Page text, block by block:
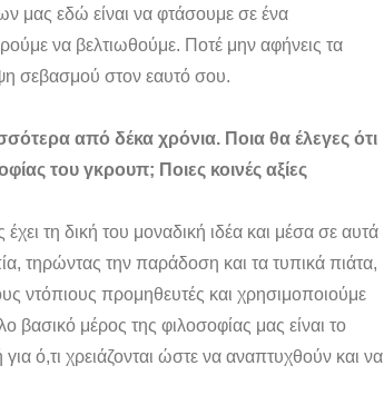
μας εδώ είναι να φτάσουμε σε ένα
να βελτιωθούμε. Ποτέ μην αφήνεις τα
σεβασμού στον εαυτό σου.
από δέκα χρόνια. Ποια θα έλεγες ότι
του γκρουπ; Ποιες κοινές αξίες
τη δική του μοναδική ιδέα και μέσα σε αυτά
τηρώντας την παράδοση και τα τυπικά πιάτα,
ντόπιους προμηθευτές και χρησιμοποιούμε
βασικό μέρος της φιλοσοφίας μας είναι το
ό,τι χρειάζονται ώστε να αναπτυχθούν και να